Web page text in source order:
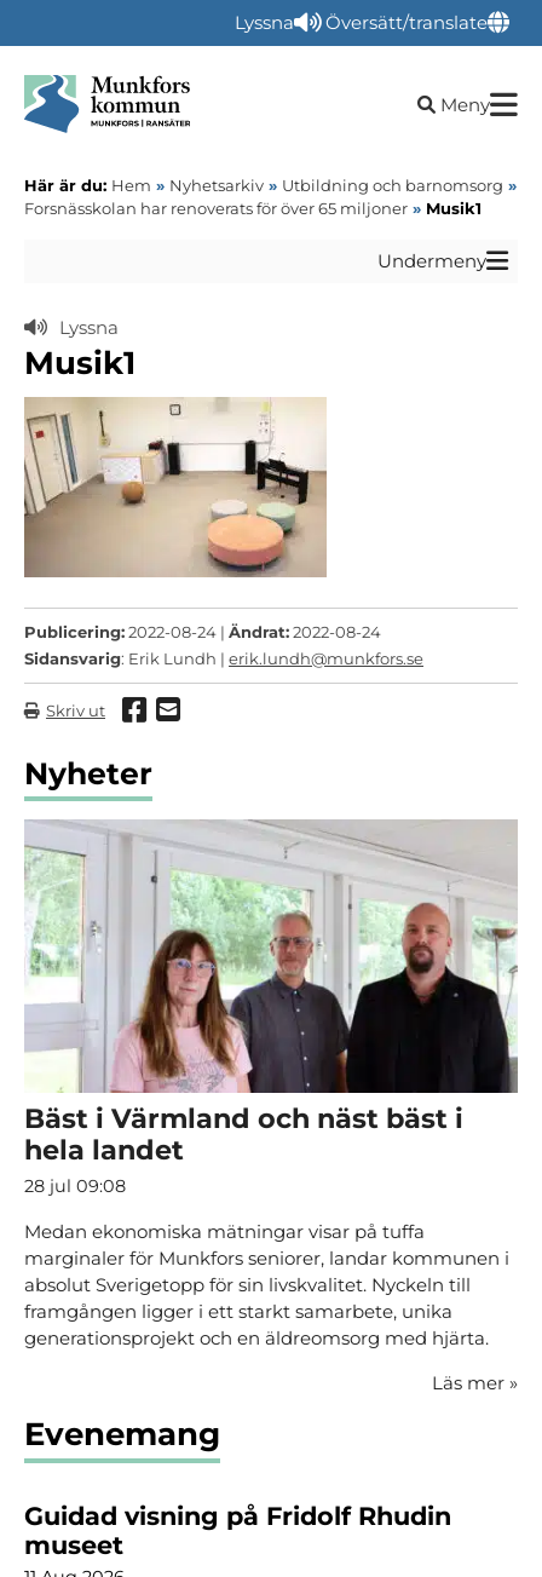
Lyssna Översätt/translate
Öppna
Meny
Här är du: Hem » Nyhetsarkiv » Utbildning och barnomsorg »
Forsnässkolan har renoverats för över 65 miljoner » Musik1
Undermeny
Lyssna
Musik1
Publicering:2022-08-24 | Ändrat:2022-08-24
Sidansvarig: Erik Lundh | erik.lundh@munkfors.se
Skriv ut Dela via Facebook
Dela via mail
Nyheter
Bäst i Värmland och näst bäst i
hela landet
28 jul 09:08
Medan ekonomiska mätningar visar på tuffa
marginaler för Munkfors seniorer, landar kommunen i
absolut Sverigetopp för sin livskvalitet. Nyckeln till
framgången ligger i ett starkt samarbete, unika
generationsprojekt och en äldreomsorg med hjärta.
Läs mer »
Evenemang
Guidad visning på Fridolf Rhudin
museet